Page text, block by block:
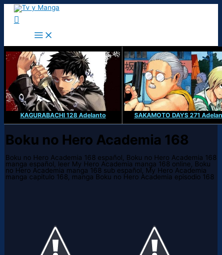
Ir
contenido
Buscar
KAGURABACHI 128 Adelanto SAKAMOTO DAYS 271
Boku no Hero Academia 168
Boku no Hero Academia 168 español, Boku no Hero Academia 168
manga español, leer My Hero Academia manga 168 online, Boku
no Hero Academia manga 168 sub español, My Hero Academia
manga capitulo 168, manga Boku no Hero Academia episodio 168